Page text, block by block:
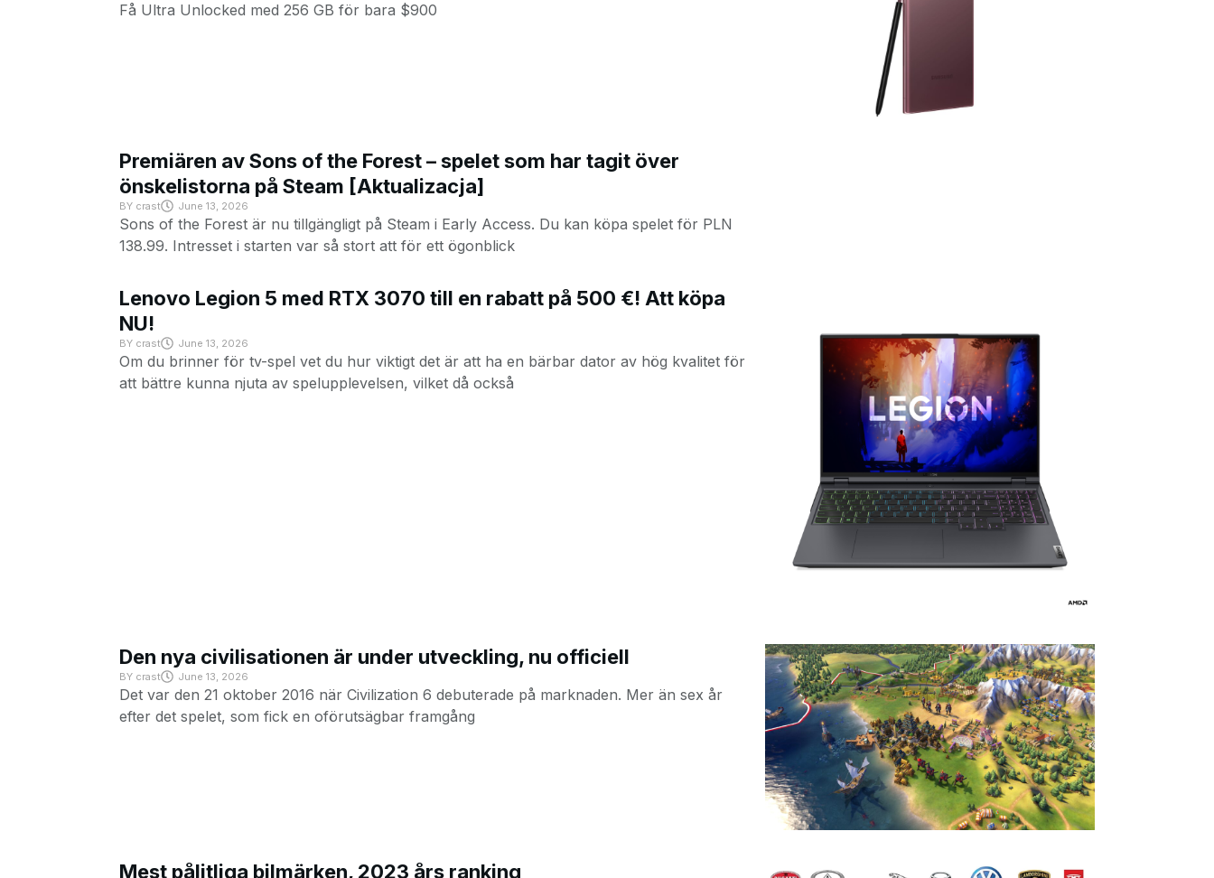
Få Ultra Unlocked med 256 GB för bara $900
Premiären av Sons of the Forest – spelet som har tagit över
önskelistorna på Steam [Aktualizacja]
BY crast June 13, 2026
Sons of the Forest är nu tillgängligt på Steam i Early Access. Du kan köpa spelet för PLN
138.99. Intresset i starten var så stort att för ett ögonblick
Lenovo Legion 5 med RTX 3070 till en rabatt på 500 €! Att köpa
NU!
BY crast June 13, 2026
Om du brinner för tv-spel vet du hur viktigt det är att ha en bärbar dator av hög kvalitet för
att bättre kunna njuta av spelupplevelsen, vilket då också
Den nya civilisationen är under utveckling, nu officiell
BY crast June 13, 2026
Det var den 21 oktober 2016 när Civilization 6 debuterade på marknaden. Mer än sex år
efter det spelet, som fick en oförutsägbar framgång
Mest pålitliga bilmärken, 2023 års ranking